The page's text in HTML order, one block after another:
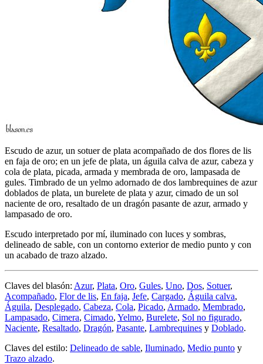
Escudo de azur, un sotuer de plata acompañado de dos flores de lis
en faja de oro; en un jefe de plata, un águila calva de azur, cabeza y
cola de plata, picada, armada y membrada de oro, lampasada de
gules. Timbrado de un yelmo adornado de dos lambrequines de azur
doblados de plata, un burelete de plata y azur, cimado de un sol
naciente de oro, resaltado de un dragón pasante de azur, armado y
lampasado de oro.
Escudo interpretado por mí, iluminado con luces y sombras,
delineado de sable, con un contorno exterior de medio punto y con
un acabado de trazo alzado.
Claves del blasón: Azur, Plata, Oro, Gules, Uno, Dos, Sotuer,
Acompañado, Flor de lis, En faja, Jefe, Cargado, Águila calva,
Águila, Desplegado, Cabeza, Cola, Picado, Armado, Membrado,
Lampasado, Cimera, Cimado, Yelmo, Burelete, Sol no figurado,
Naciente, Resaltado, Dragón, Pasante, Lambrequines y Doblado.
Claves del estilo: Delineado de sable, Iluminado, Medio punto y
Trazo alzado.